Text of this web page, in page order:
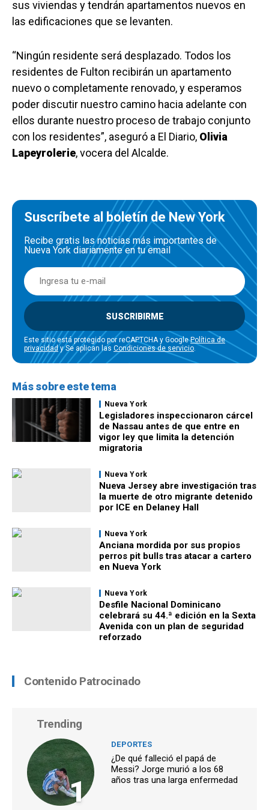
sus viviendas y tendrán apartamentos nuevos en
las edificaciones que se levanten.
“Ningún residente será desplazado. Todos los
residentes de Fulton recibirán un apartamento
nuevo o completamente renovado, y esperamos
poder discutir nuestro camino hacia adelante con
ellos durante nuestro proceso de trabajo conjunto
con los residentes”, aseguró a El Diario, Olivia
Lapeyrolerie, vocera del Alcalde.
Suscríbete al boletín de New York
Recibe gratis las noticias más importantes de
Nueva York diariamente en tu email
SUSCRIBIRME
Este sitio está protegido por reCAPTCHA y GooglePolítica de
privacidady Se aplican las Condiciones de servicio.
Más sobre este tema
Nueva York
Legisladores inspeccionaron cárcel
de Nassau antes de que entre en
vigor ley que limita la detención
migratoria
Nueva York
Nueva Jersey abre investigación tras
la muerte de otro migrante detenido
por ICE en Delaney Hall
Nueva York
Anciana mordida por sus propios
perros pit bulls tras atacar a cartero
en Nueva York
Nueva York
Desfile Nacional Dominicano
celebrará su 44.ª edición en la Sexta
Avenida con un plan de seguridad
reforzado
Contenido Patrocinado
Trending
1
DEPORTES
¿De qué falleció el papá de
Messi? Jorge murió a los 68
años tras una larga enfermedad